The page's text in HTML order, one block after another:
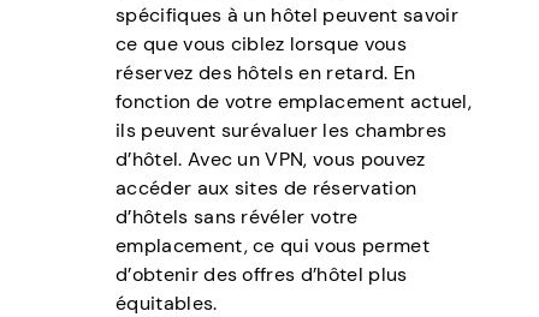
spécifiques à un hôtel peuvent savoir
ce que vous ciblez lorsque vous
réservez des hôtels en retard. En
fonction de votre emplacement actuel,
ils peuvent surévaluer les chambres
d’hôtel. Avec un VPN, vous pouvez
accéder aux sites de réservation
d’hôtels sans révéler votre
emplacement, ce qui vous permet
d’obtenir des offres d’hôtel plus
équitables.